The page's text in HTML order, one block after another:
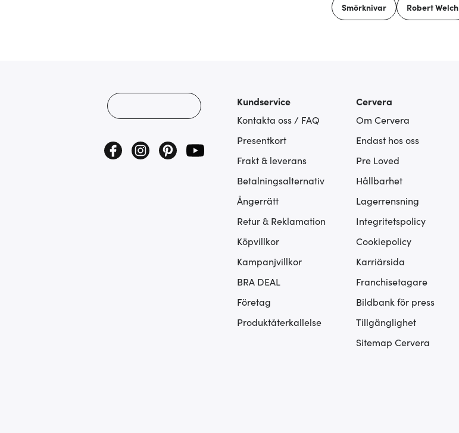
Smörknivar Robert Welch
Kundservice
Kontakta oss / FAQ
Presentkort
Frakt & leverans
Betalningsalternativ
Ångerrätt
Retur & Reklamation
Köpvillkor
Kampanjvillkor
BRA DEAL
Företag
Produktåterkallelse
Cervera
Om Cervera
Endast hos oss
Pre Loved
Hållbarhet
Lagerrensning
Integritetspolicy
Cookiepolicy
Karriärsida
Franchisetagare
Bildbank för press
Tillgänglighet
Sitemap Cervera